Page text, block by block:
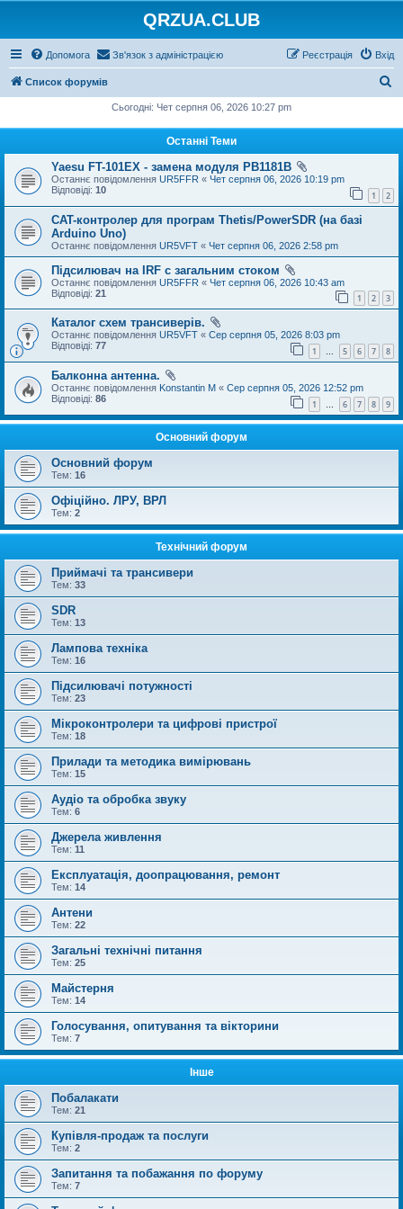
QRZUA.CLUB
Допомога Зв'язок з адміністрацією Вхід
Реєстрація
Список форумів
Сьогодні: Чет серпня 06, 2026 10:27 pm
Останні Теми
Yaesu FT-101EX - замена модуля PB1181B
Останнє повідомлення UR5FFR « Чет серпня 06, 2026 10:19 pm
Відповіді: 10 1 2
CAT-контролер для програм Thetis/PowerSDR (на базі
Arduino Uno)
Останнє повідомлення UR5VFT « Чет серпня 06, 2026 2:58 pm
Підсилювач на IRF с загальним стоком
Останнє повідомлення UR5FFR « Чет серпня 06, 2026 10:43 am
Відповіді: 21 1 2 3
Каталог схем трансиверів.
Останнє повідомлення UR5VFT « Сер серпня 05, 2026 8:03 pm
Відповіді: 77 1 … 5 6 7 8
Балконна антенна.
Останнє повідомлення Konstantin M « Сер серпня 05, 2026 12:52 pm
Відповіді: 86 1 … 6 7 8 9
Основний форум
Основний форум
Тем: 16
Офіційно. ЛРУ, ВРЛ
Тем: 2
Технічний форум
Приймачі та трансивери
Тем: 33
SDR
Тем: 13
Лампова техніка
Тем: 16
Підсилювачі потужності
Тем: 23
Мікроконтролери та цифрові пристрої
Тем: 18
Прилади та методика вимірювань
Тем: 15
Аудіо та обробка звуку
Тем: 6
Джерела живлення
Тем: 11
Експлуатація, доопрацювання, ремонт
Тем: 14
Антени
Тем: 22
Загальні технічні питання
Тем: 25
Майстерня
Тем: 14
Голосування, опитування та вікторини
Тем: 7
Інше
Побалакати
Тем: 21
Купівля-продаж та послуги
Тем: 2
Запитання та побажання по форуму
Тем: 7